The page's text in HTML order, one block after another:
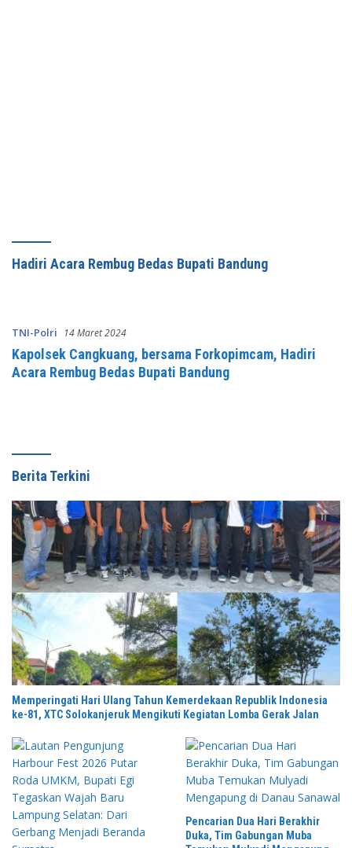
Hadiri Acara Rembug Bedas Bupati Bandung
TNI-Polri 14 Maret 2024
Kapolsek Cangkuang, bersama Forkopimcam, Hadiri
Acara Rembug Bedas Bupati Bandung
Berita Terkini
Memperingati Hari Ulang Tahun Kemerdekaan Republik Indonesia
ke-81, XTC Solokanjeruk Mengikuti Kegiatan Lomba Gerak Jalan
Pencarian Dua Hari Berakhir
Duka, Tim Gabungan Muba